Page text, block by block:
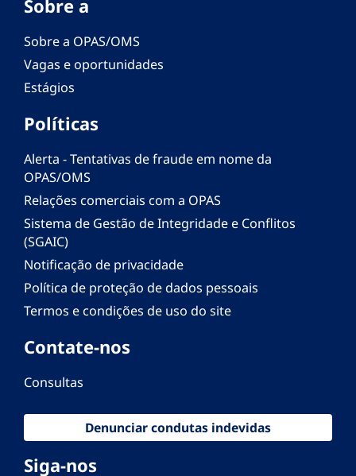
Sobre a
Sobre a OPAS/OMS
Vagas e oportunidades
Estágios
Políticas
Alerta - Tentativas de fraude em nome da
OPAS/OMS
Relações comerciais com a OPAS
Sistema de Gestão de Integridade e Conflitos
(SGAIC)
Notificação de privacidade
Política de proteção de dados pessoais
Termos e condições de uso do site
Contate-nos
Consultas
Denunciar condutas indevidas
Siga-nos